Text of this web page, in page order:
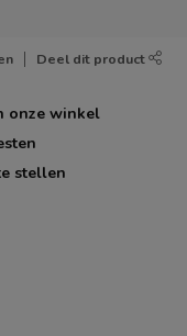
Deel dit product
onze winkel
stellen